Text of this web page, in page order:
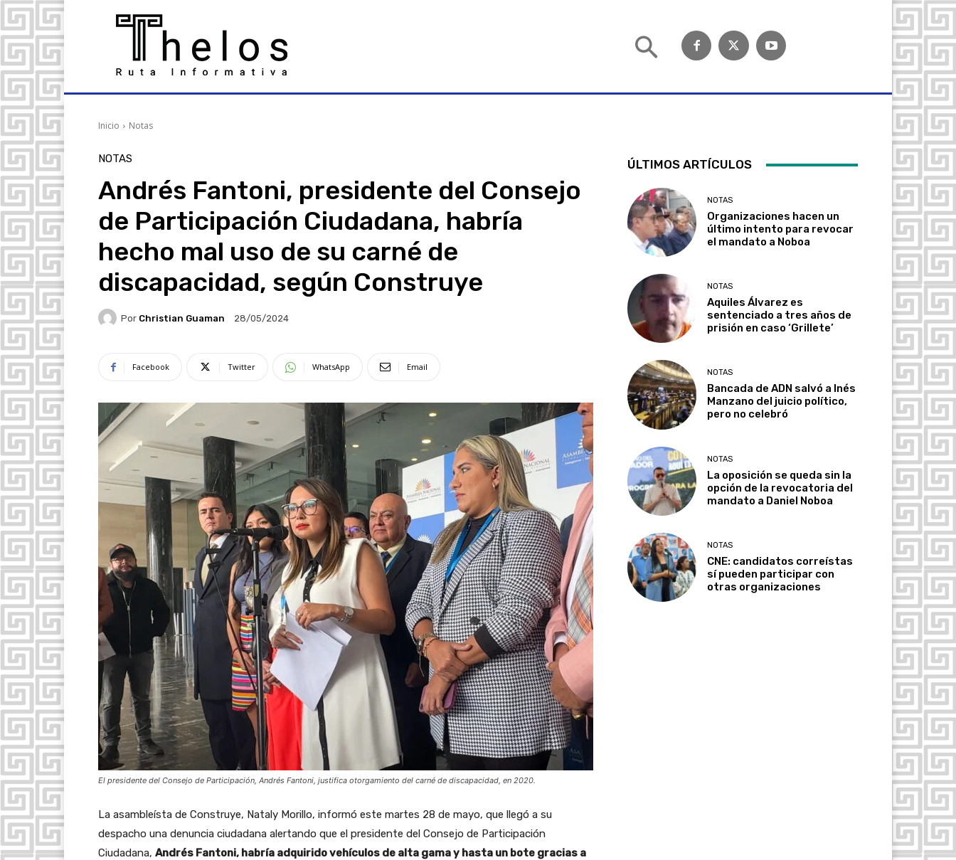
Inicio Notas
NOTAS
Andrés Fantoni, presidente del Consejo
de Participación Ciudadana, habría
hecho mal uso de su carné de
discapacidad, según Construye
Por Christian Guaman 28/05/2024
Facebook Twitter WhatsApp Email
El presidente del Consejo de Participación, Andrés Fantoni, justifica otorgamiento del carné de discapacidad, en 2020.
La asambleísta de Construye, Nataly Morillo, informó este martes 28 de mayo, que llegó a su
despacho una denuncia ciudadana alertando que el presidente del Consejo de Participación
Ciudadana, Andrés Fantoni, habría adquirido vehículos de alta gama y hasta un bote gracias a
ÚLTIMOS ARTÍCULOS
NOTAS
Organizaciones hacen un
último intento para revocar
el mandato a Noboa
NOTAS
Aquiles Álvarez es
sentenciado a tres años de
prisión en caso ‘Grillete’
NOTAS
Bancada de ADN salvó a Inés
Manzano del juicio político,
pero no celebró
NOTAS
La oposición se queda sin la
opción de la revocatoria del
mandato a Daniel Noboa
NOTAS
CNE: candidatos correístas
sí pueden participar con
otras organizaciones